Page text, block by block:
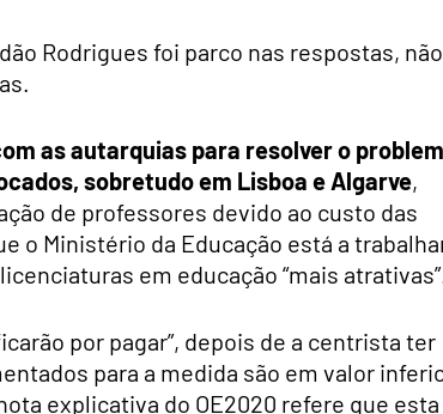
Rodrigues foi parco nas respostas, não
as autarquias para resolver o
sobretudo em Lisboa e Algarve,
de professores devido ao custo das
o Ministério da Educação está a
em educação “mais
por pagar”, depois de a centrista ter
para a medida são em valor
explicativa do OE2020 refere que